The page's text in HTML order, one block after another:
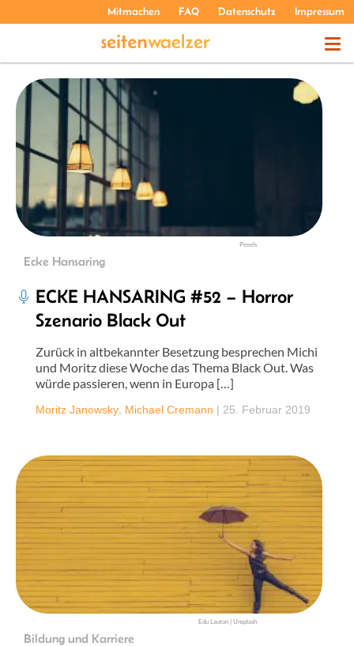
Mitmachen FAQ Datenschutz Impressum
ÜBER UNS
Pexels
Ecke Hansaring
ECKE HANSARING #52 – Horror
Szenario Black Out
Zurück in altbekannter Besetzung besprechen Michi
und Moritz diese Woche das Thema Black Out. Was
würde passieren, wenn in Europa […]
Moritz Janowsky Michael Cremann | 25. Februar 2019
Edu Lauton | Unsplash
Bildung und Karriere